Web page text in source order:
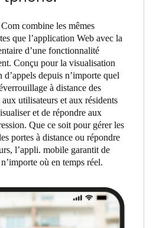
combine les mêmes
que l’application Web avec la
d’une fonctionnalité
Conçu pour la visualisation
depuis n’importe quel
à distance des
utilisateurs et aux résidents
et de répondre aux
Que ce soit pour gérer les
portes à distance ou répondre
l’appli. mobile garantit de
où en temps réel.